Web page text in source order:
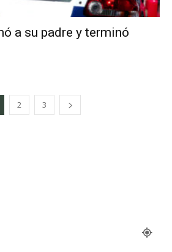
a su padre y terminó
2 3